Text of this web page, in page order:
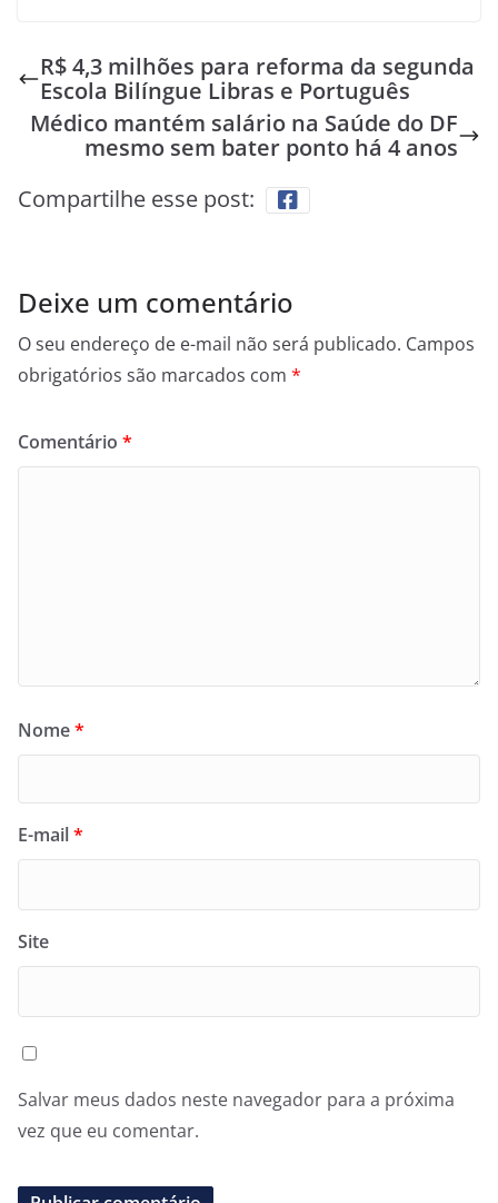
R$ 4,3 milhões para reforma da segunda
Escola Bilíngue Libras e Português
Médico mantém salário na Saúde do DF
mesmo sem bater ponto há 4 anos
Compartilhe esse post:
Deixe um comentário
O seu endereço de e-mail não será publicado. Campos
obrigatórios são marcados com *
Comentário *
Nome*
E-mail*
Site
Salvar meus dados neste navegador para a próxima
vez que eu comentar.